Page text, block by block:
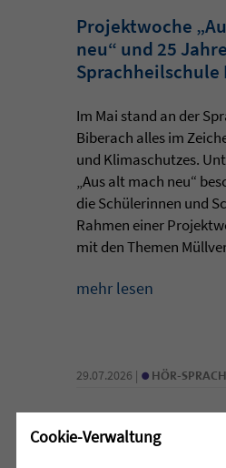
Projektwoche
neu“ und 25 Jahre
Sprachheilschule
Im Mai stand an der
Biberach alles im
und Klimaschutzes.
„Aus alt mach neu“
die Schülerinnen und
Rahmen einer
mit den Themen
mehr lesen
29.07.2026 | • HÖR-
Mutmurmeln und
Rechenmäuse -
Cookie-Verwaltung